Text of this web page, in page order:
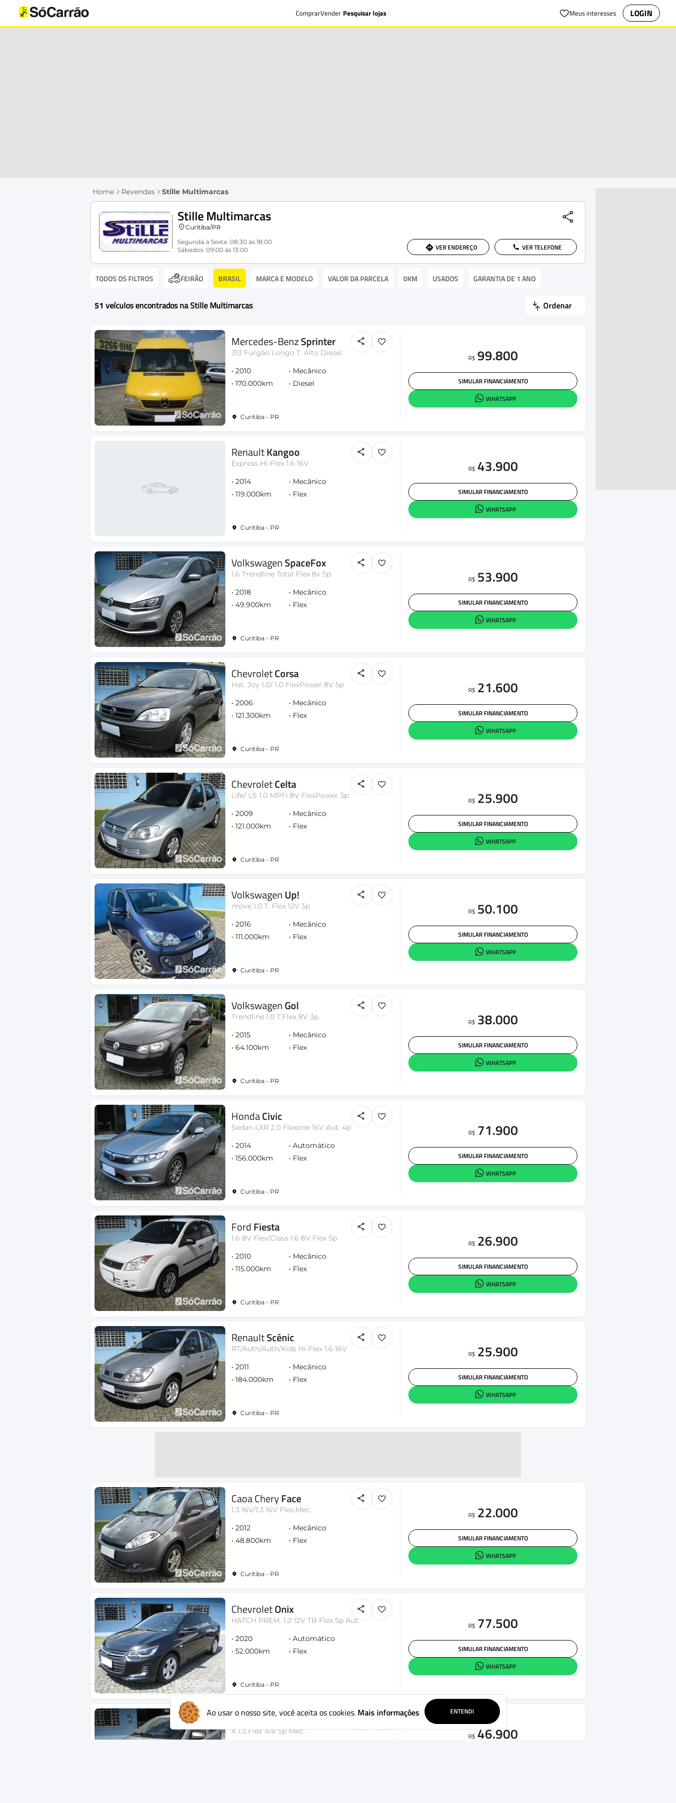
ComprarVender Pesquisar lojas Meus interesses LOGIN
Home Revendas Stille Multimarcas
Stille Multimarcas
Curitiba/PR
Segunda à Sexta: 08:30 às 18:00
Sábados: 09:00 às 13:00
VER ENDEREÇO VER TELEFONE
TODOS OS FILTROS FEIRÃO BRASIL MARCA E MODELO VALOR DA PARCELA 0KM USADOS GARANTIA DE 1 ANO
51 veículos encontrados na Stille Multimarcas Ordenar
Mercedes-BenzSprinter
313 Furgão Longo T. Alto Diesel
2010
Mecânico
170.000km
Diesel
Curitiba - PR
R$ 99.800
SIMULAR FINANCIAMENTO
WHATSAPP
RenaultKangoo
Express Hi-Flex 1.6 16V
2014
Mecânico
119.000km
Flex
Curitiba - PR
R$ 43.900
SIMULAR FINANCIAMENTO
WHATSAPP
VolkswagenSpaceFox
1.6 Trendline Total Flex 8v 5p
2018
Mecânico
49.900km
Flex
Curitiba - PR
R$ 53.900
SIMULAR FINANCIAMENTO
WHATSAPP
ChevroletCorsa
Hat. Joy 1.0/ 1.0 FlexPower 8V 5p
2006
Mecânico
121.300km
Flex
Curitiba - PR
R$ 21.600
SIMULAR FINANCIAMENTO
WHATSAPP
ChevroletCelta
Life/ LS 1.0 MPFI 8V FlexPower 3p
2009
Mecânico
121.000km
Flex
Curitiba - PR
R$ 25.900
SIMULAR FINANCIAMENTO
WHATSAPP
VolkswagenUp!
move 1.0 T. Flex 12V 3p
2016
Mecânico
111.000km
Flex
Curitiba - PR
R$ 50.100
SIMULAR FINANCIAMENTO
WHATSAPP
VolkswagenGol
Trendline 1.0 T.Flex 8V 3p
2015
Mecânico
64.100km
Flex
Curitiba - PR
R$ 38.000
SIMULAR FINANCIAMENTO
WHATSAPP
HondaCivic
Sedan LXR 2.0 Flexone 16V Aut. 4p
2014
Automático
156.000km
Flex
Curitiba - PR
R$ 71.900
SIMULAR FINANCIAMENTO
WHATSAPP
FordFiesta
1.6 8V Flex/Class 1.6 8V Flex 5p
2010
Mecânico
115.000km
Flex
Curitiba - PR
R$ 26.900
SIMULAR FINANCIAMENTO
WHATSAPP
RenaultScénic
RT/Auth/Auth/Kids Hi-Flex 1.6 16V
2011
Mecânico
184.000km
Flex
Curitiba - PR
R$ 25.900
SIMULAR FINANCIAMENTO
WHATSAPP
Caoa CheryFace
1.3 16V/1.3 16V Flex.Mec.
2012
Mecânico
48.800km
Flex
Curitiba - PR
R$ 22.000
SIMULAR FINANCIAMENTO
WHATSAPP
ChevroletOnix
HATCH PREM. 1.0 12V TB Flex 5p Aut.
2020
Automático
52.000km
Flex
Curitiba - PR
R$ 77.500
SIMULAR FINANCIAMENTO
WHATSAPP
ToyotaEtios
X 1.3 Flex 16V 5p Mec.
R$ 46.900
Ao usar o nosso site, você aceita os cookies. Mais informações ENTENDI